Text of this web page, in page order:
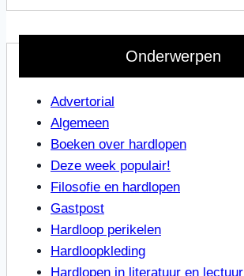
Onderwerpen
Advertorial
Algemeen
Boeken over hardlopen
Deze week populair!
Filosofie en hardlopen
Gastpost
Hardloop perikelen
Hardloopkleding
Hardlopen in literatuur en lectuur